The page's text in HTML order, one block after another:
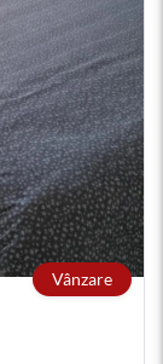
Vânzare